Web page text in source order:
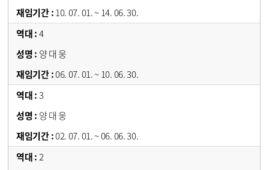
10. 07. 01. ~ 14. 06. 30.
4
양 대 웅
06. 07. 01. ~ 10. 06. 30.
3
양 대 웅
02. 07. 01. ~ 06. 06. 30.
2